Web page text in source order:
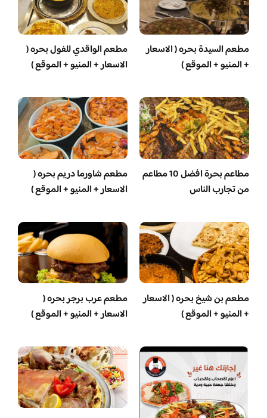
مطعم السيدة بحره ( الاسعار
+ المنيو + الموقع )
مطعم الواقدي للفول بحره (
الاسعار + المنيو + الموقع )
مطاعم بحرة افضل 10 مطاعم
من تجارب الناس
مطعم شاورما دريم بحره (
الاسعار + المنيو + الموقع )
مطعم بن شيخ بحره ( الاسعار
+ المنيو + الموقع )
مطعم عرب برجر بحره (
الاسعار + المنيو + الموقع )